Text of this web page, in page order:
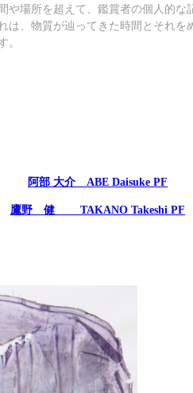
や場所を超えて、鑑賞者の個人的な
は、物質が辿ってきた時間とそれを
。
阿部 大介 ABE Daisuke PF
鷹野 健 TAKANO Takeshi PF